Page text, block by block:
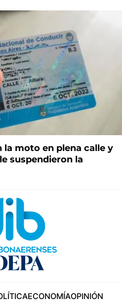
la moto en plena calle y
suspendieron la
ECONOMÍAOPINIÓN